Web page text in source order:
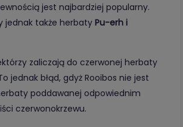
jest najbardziej popularny.
jednak także herbaty Pu-erh i
zaliczają do czerwonej herbaty
jednak błąd, gdyż Rooibos nie jest
poddawanej odpowiednim
czerwonokrzewu.